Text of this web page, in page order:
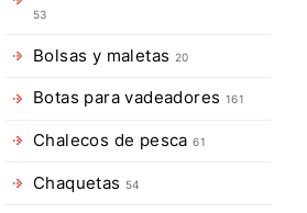
53
Bolsas y maletas 20
Botas para vadeadores 161
Chalecos de pesca61
Chaquetas 54